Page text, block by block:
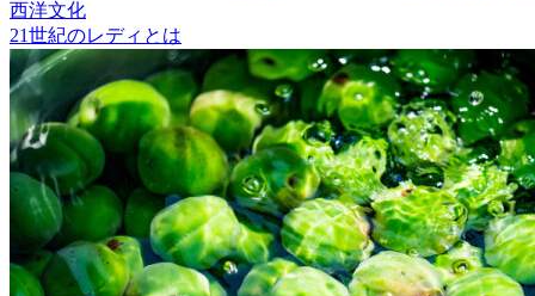
西洋文化
21世紀のレディとは